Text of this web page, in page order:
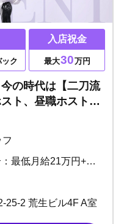
ク
入店祝金
最大30万円
の時代は【二刀流
ト、昼職ホストな
きる『TRIDENT』
上の場合：売上最低50%～94.7%バック+指名ポイントバック+各種キャンペーン+ボーナス
25-2 荒生ビル4F A室